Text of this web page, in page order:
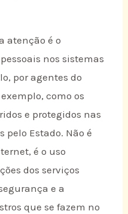
atenção é o
nos sistemas
por agentes do
como os
e protegidos nas
pelo Estado. Não é
é o uso
dos serviços
e a
que se fazem no